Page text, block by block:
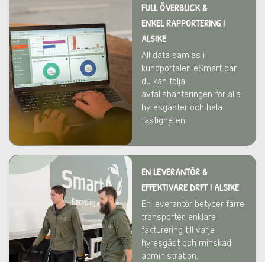
FULL ÖVERBLICK &
ENKEL RAPPORTERING I
ALSIKE
All data samlas i
kundportalen eSmart där
du kan följa
avfallshanteringen för alla
hyresgäster och hela
fastigheten.
EN LEVERANTÖR &
EFFEKTIVARE DRFTI ALSIKE
En leverantör betyder färre
transporter, enklare
fakturering till varje
hyresgäst och minskad
administration.